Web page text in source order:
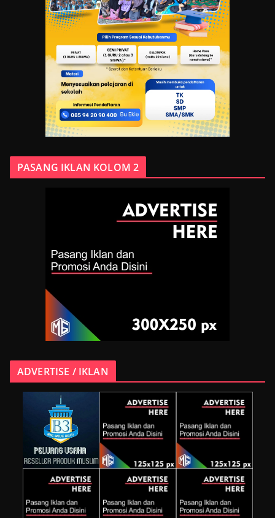
PASANG IKLAN KOLOM 2
ADVERTISE / IKLAN